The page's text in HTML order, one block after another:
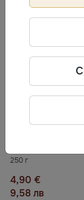
250 г
4,90 €
9,58 лв